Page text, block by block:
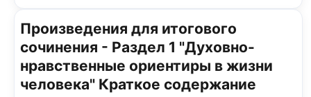
Произведения для итогового
сочинения - Раздел 1 "Духовно-
нравственные ориентиры в жизни
человека" Краткое содержание